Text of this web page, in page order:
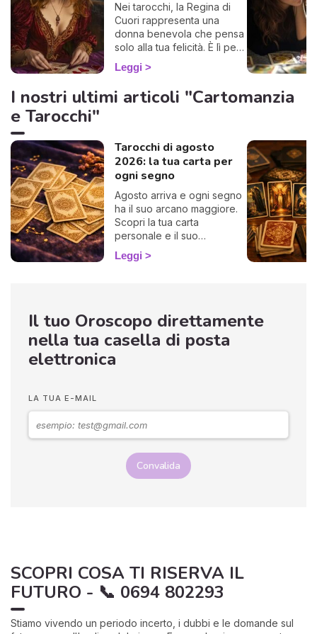
Nei tarocchi, la Regina di
Cuori rappresenta una
donna benevola che pensa
solo alla tua felicità. È lì per
metterti in guardia o
consigliarti le migliori
decisioni da prendere oggi.
Concentrati, estrai una carta
Leggi
I nostri ultimi articoli "Cartomanzia
e Tarocchi"
Tarocchi di agosto
2026: la tua carta per
ogni segno
Agosto arriva e ogni segno
ha il suo arcano maggiore.
Scopri la tua carta
personale e il suo
messaggio per il mese,
interpretati da un
Leggi
Il tuo Oroscopo direttamente
nella tua casella di posta
elettronica
LA TUA E-MAIL
Convalida
SCOPRI COSA TI RISERVA IL
FUTURO - 📞 0694 802293
Stiamo vivendo un periodo incerto, i dubbi e le domande sul